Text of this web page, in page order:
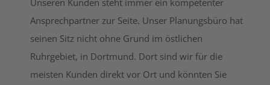
Unseren Kunden steht immer ein kompetenter
Ansprechpartner zur Seite. Unser Planungsbüro hat
seinen Sitz nicht ohne Grund im östlichen
Ruhrgebiet, in Dortmund. Dort sind wir für die
meisten Kunden direkt vor Ort und könnten Sie